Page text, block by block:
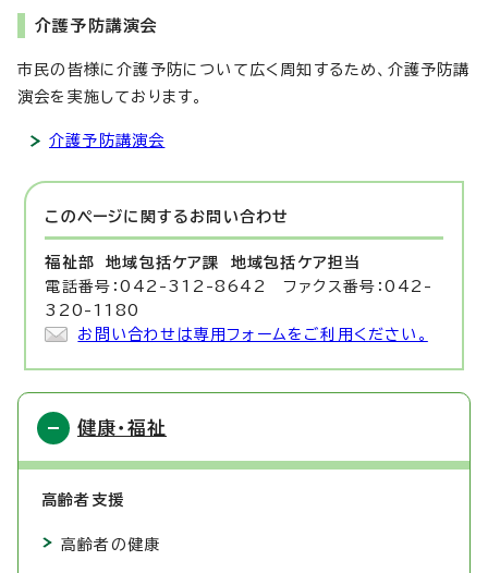
介護予防講演会
市民の皆様に介護予防について広く周知するため、介護予防講
演会を実施しております。
介護予防講演会
このページに関する お問い合わせ
福祉部 地域包括ケア課
地域包括ケア担当
電話番号：042-312-8642 ファクス番号：042-
320-1180
お問い合わせは専用フォームをご利用ください。
健康・福祉
高齢者支援
高齢者の健康